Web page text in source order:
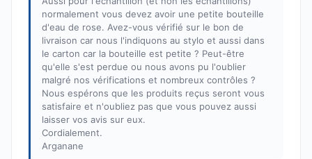
normalement vous devez avoir une petite bouteille
d'eau de rose. Avez-vous vérifié sur le bon de
livraison car nous l'indiquons au stylo et aussi dans
le carton car la bouteille est petite ? Peut-être
qu'elle s'est perdue ou nous avons pu l'oublier
malgré nos vérifications et nombreux contrôles ?
Nous espérons que les produits reçus seront vous
satisfaire et n'oubliez pas que vous pouvez aussi
laisser vos avis sur eux.
Cordialement.
Arganane